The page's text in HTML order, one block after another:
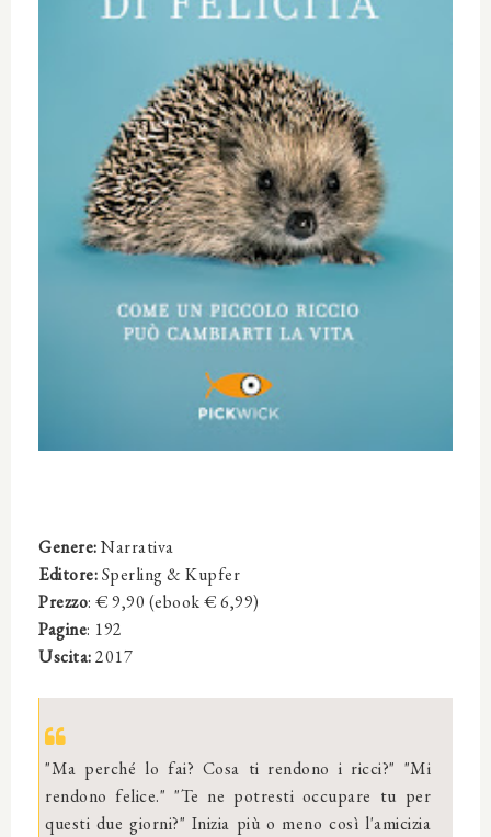
Genere:Narrativa
Editore:Sperling & Kupfer
Prezzo: € 9,90 (ebook € 6,99)
Pagine: 192
Uscita:2017
"Ma perché lo fai? Cosa ti rendono i ricci?" "Mi
rendono felice." "Te ne potresti occupare tu per
questi due giorni?" Inizia più o meno così l'amicizia